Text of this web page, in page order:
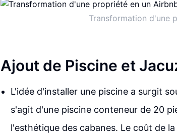
Transformation d'une
Ajout de Piscine et
L'idée d'installer une piscine a surgit
s'agit d'une piscine conteneur de 20
l'esthétique des cabanes. Le coût de